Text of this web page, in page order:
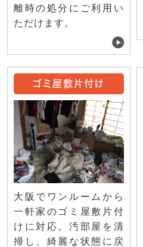
離時の処分にご利用い
ただけます。
ゴミ屋敷片付け
大阪でワンルームから
一軒家のゴミ屋敷片付
けに対応。汚部屋を清
掃し、綺麗な状態に戻